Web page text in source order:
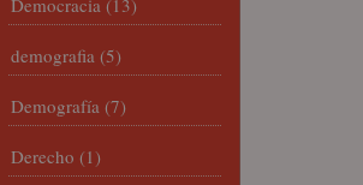
Democracia (13)
demografia (5)
Demografía (7)
Derecho (1)